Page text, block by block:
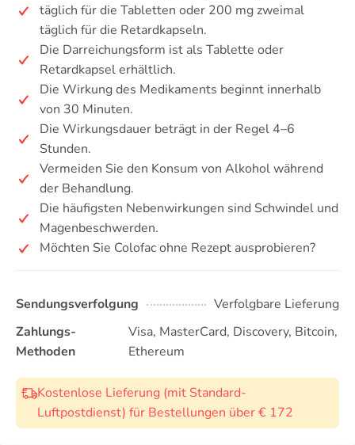
täglich für die Tabletten oder 200 mg zweimal
täglich für die Retardkapseln.
Die Darreichungsform ist als Tablette oder
Retardkapsel erhältlich.
Die Wirkung des Medikaments beginnt innerhalb
von 30 Minuten.
Die Wirkungsdauer beträgt in der Regel 4–6
Stunden.
Vermeiden Sie den Konsum von Alkohol während
der Behandlung.
Die häufigsten Nebenwirkungen sind Schwindel und
Magenbeschwerden.
Möchten Sie Colofac ohne Rezept ausprobieren?
Sendungsverfolgung
Verfolgbare Lieferung
Zahlungs-
Methoden
Visa, MasterCard, Discovery, Bitcoin,
Ethereum
Kostenlose Lieferung (mit Standard-
Luftpostdienst) für Bestellungen über € 172